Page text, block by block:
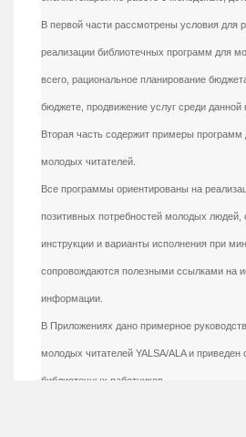
В первой части рассмотрены условия для
реализации библиотечных программ для
всего, рациональное планирование
бюджете, продвижение услуг среди данной
Вторая часть содержит примеры программ
молодых читателей.
Все программы ориентированы на
позитивных потребностей молодых людей,
инструкции и варианты исполнения при
сопровождаются полезными ссылками на
информации.
В Приложениях дано примерное
молодых читателей YALSA/ALA и приведен
библиотечных работников.